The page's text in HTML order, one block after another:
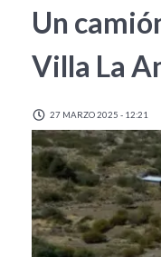
Un
Villa La
27 MARZO 2025 - 12:21